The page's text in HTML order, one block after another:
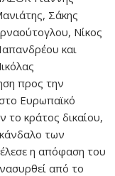
Σάκης
Νίκος
και
προς την
Ευρωπαϊκό
κράτος δικαίου,
των
η απόφαση του
από το